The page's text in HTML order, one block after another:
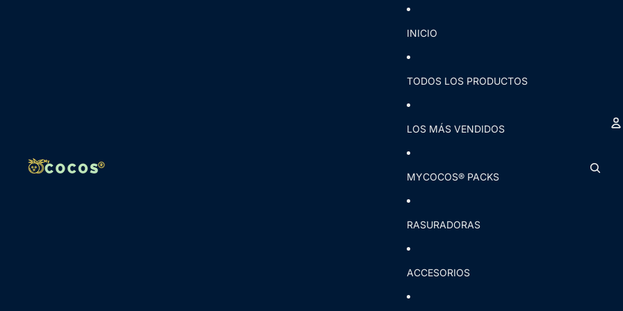
INICIO
TODOS LOS PRODUCTOS
LOS MÁS VENDIDOS
MYCOCOS® PACKS
RASURADORAS
ACCESORIOS